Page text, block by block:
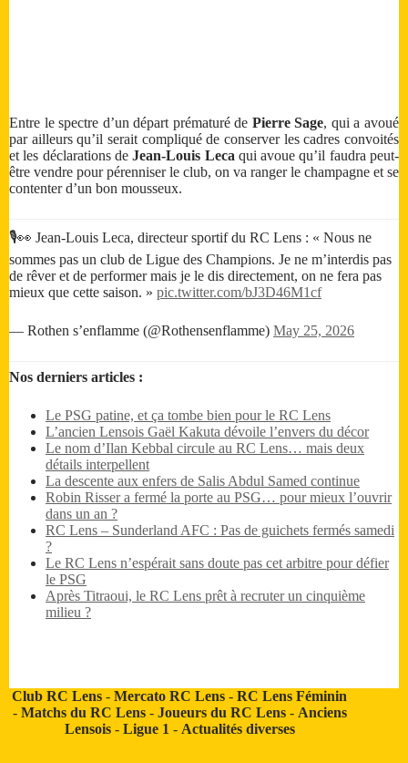
Entre le spectre d’un départ prématuré de Pierre Sage, qui a avoué
par ailleurs qu’il serait compliqué de conserver les cadres convoités
et les déclarations deJean-Louis Leca qui avoue qu’il faudra peut-
être vendre pour pérenniser le club, on va ranger le champagne et se
contenter d’un bon mousseux.
🎙️👀 Jean-Louis Leca, directeur sportif du RC Lens : « Nous ne
sommes pas un club de Ligue des Champions. Je ne m’interdis pas
de rêver et de performer mais je le dis directement, on ne fera pas
mieux que cette saison. » pic.twitter.com/bJ3D46M1cf
— Rothen s’enflamme (@Rothensenflamme) May 25, 2026
Nos derniers articles :
Le PSG patine, et ça tombe bien pour le RC Lens
L’ancien Lensois Gaël Kakuta dévoile l’envers du décor
Le nom d’Ilan Kebbal circule au RC Lens… mais deux
détails interpellent
La descente aux enfers de Salis Abdul Samed continue
Robin Risser a fermé la porte au PSG… pour mieux l’ouvrir
dans un an ?
RC Lens – Sunderland AFC : Pas de guichets fermés samedi
?
Le RC Lens n’espérait sans doute pas cet arbitre pour défier
le PSG
Après Titraoui, le RC Lens prêt à recruter un cinquième
milieu ?
Club RC Lens -Mercato RC Lens -RC Lens Féminin
- Matchs du RC Lens- Joueurs du RC Lens- Anciens
Lensois- Ligue 1 - Actualités diverses